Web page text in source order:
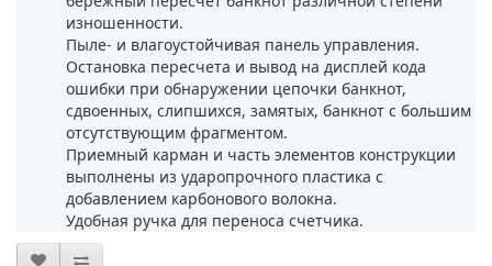
изношенности.
Пыле- и влагоустойчивая панель управления.
Остановка пересчета и вывод на дисплей кода
ошибки при обнаружении цепочки банкнот,
сдвоенных, слипшихся, замятых, банкнот с большим
отсутствующим фрагментом.
Приемный карман и часть элементов конструкции
выполнены из ударопрочного пластика с
добавлением карбонового волокна.
Удобная ручка для переноса счетчика.